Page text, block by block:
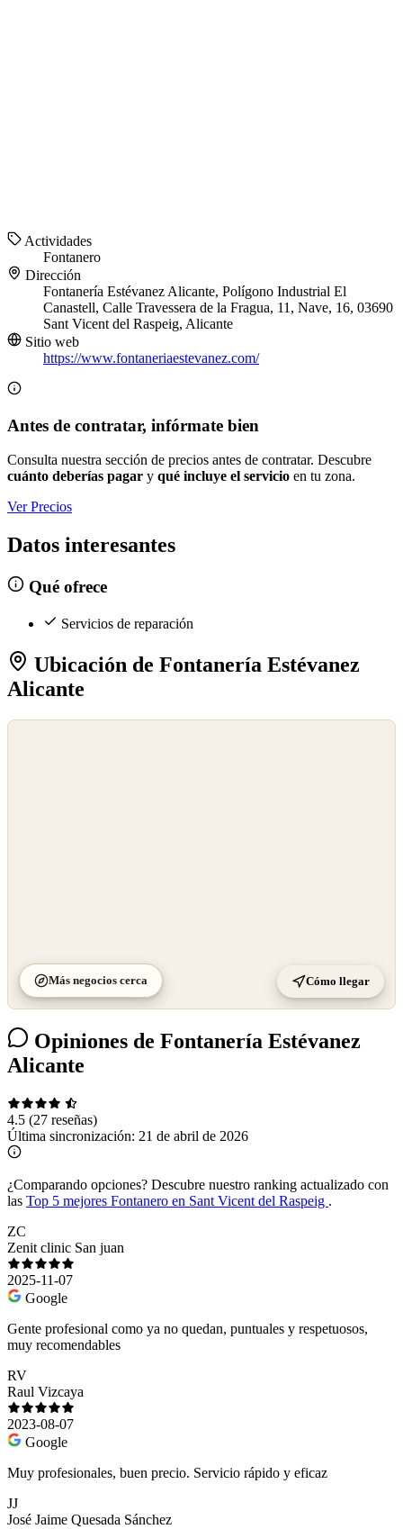
Actividades
Fontanero
Dirección
Fontanería Estévanez Alicante, Polígono Industrial El
Canastell, Calle Travessera de la Fragua, 11, Nave, 16, 03690
Sant Vicent del Raspeig, Alicante
Sitio web
https://www.fontaneriaestevanez.com/
Antes de contratar, infórmate bien
Consulta nuestra sección de precios antes de contratar. Descubre
cuánto deberías pagar y qué incluye el servicio en tu zona.
Ver Precios
Datos interesantes
Qué ofrece
Servicios de reparación
Ubicación de Fontanería Estévanez
Alicante
Más negocios cerca Cómo llegar
Opiniones de Fontanería Estévanez
Alicante
4.5 (27 reseñas)
Última sincronización: 21 de abril de 2026
¿Comparando opciones? Descubre nuestro ranking actualizado con
las Top 5 mejores Fontanero en Sant Vicent del Raspeig .
ZC
Zenit clinic San juan
2025-11-07
Google
Gente profesional como ya no quedan, puntuales y respetuosos,
muy recomendables
RV
Raul Vizcaya
2023-08-07
Google
Muy profesionales, buen precio. Servicio rápido y eficaz
JJ
José Jaime Quesada Sánchez